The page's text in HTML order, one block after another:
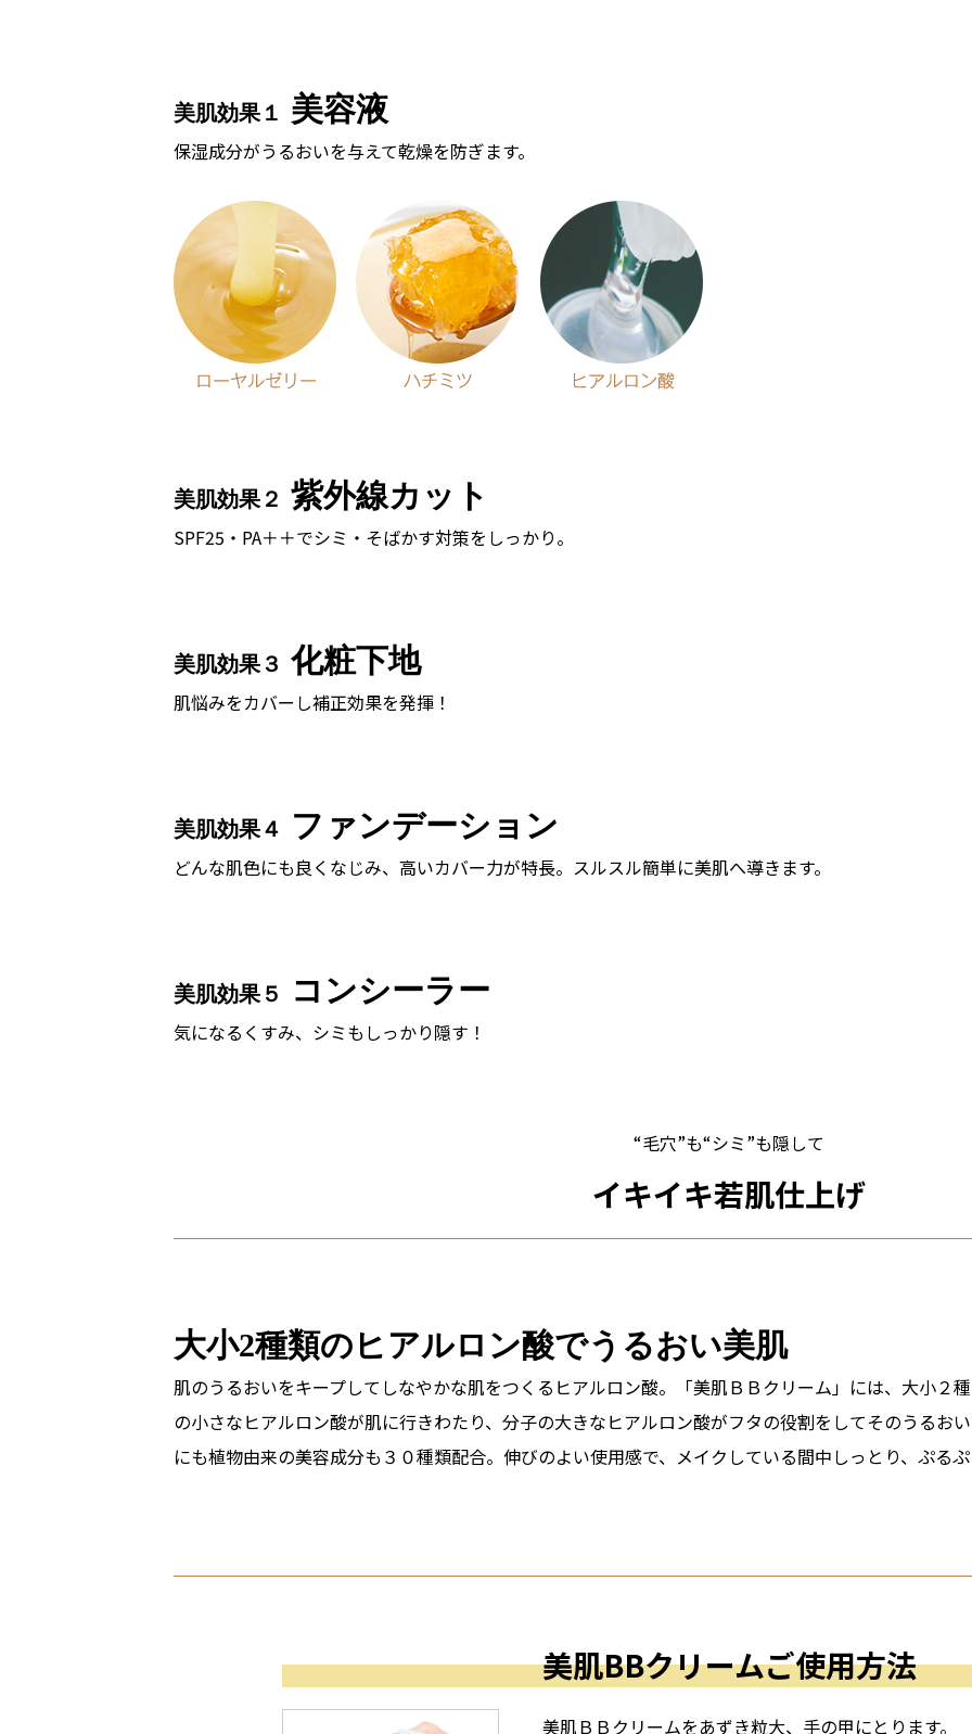
美肌効果１ 美容液
保湿成分がうるおいを与えて乾燥を防ぎます。
美肌効果２ 紫外線カット
SPF25・PA＋＋でシミ・そばかす対策をしっかり。
美肌効果３ 化粧下地
肌悩みをカバーし補正効果を発揮！
美肌効果４ ファンデーション
どんな肌色にも良くなじみ、高いカバー力が特長。スルスル簡単に美肌へ導きます。
美肌効果５ コンシーラー
気になるくすみ、シミもしっかり隠す！
“毛穴”も“シミ”も隠して
イキイキ若肌仕上げ
大小2種類のヒアルロン酸でうるおい美肌
肌のうるおいをキープしてしなやかな肌をつくるヒアルロン酸。「美肌ＢＢクリーム」には、大小２
の小さなヒアルロン酸が肌に行きわたり、分子の大きなヒアルロン酸がフタの役割をしてそのうるお
にも植物由来の美容成分も３０種類配合。伸びのよい使用感で、メイクしている間中しっとり、ぷる
美肌BBクリームご使用方法
美肌ＢＢクリームをあずき粒大、手の甲にとります。